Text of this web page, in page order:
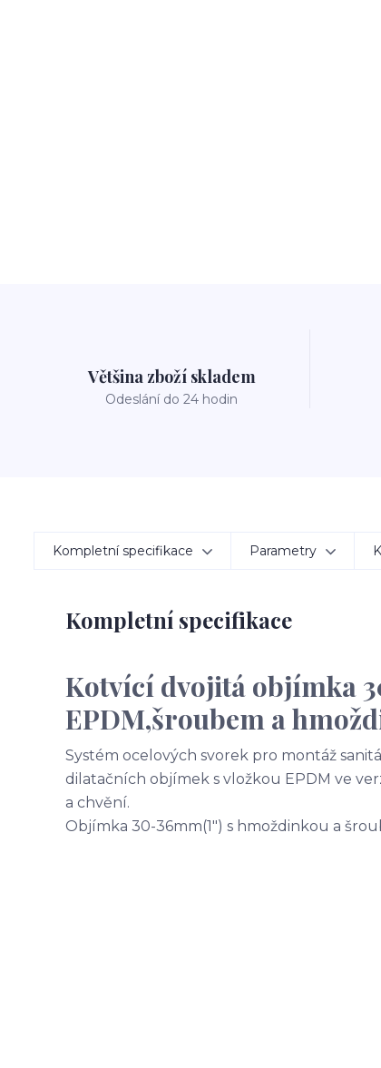
Většina zboží skladem
Odeslání do 24 hodin
Kompletní specifikace Parametry
Kompletní specifikace
Kotvící dvojitá objímka
EPDM,šroubem a
Systém ocelových svorek pro montáž
dilatačních objímek s vložkou EPDM ve
a chvění.
Objímka 30-36mm(1") s hmoždinkou a